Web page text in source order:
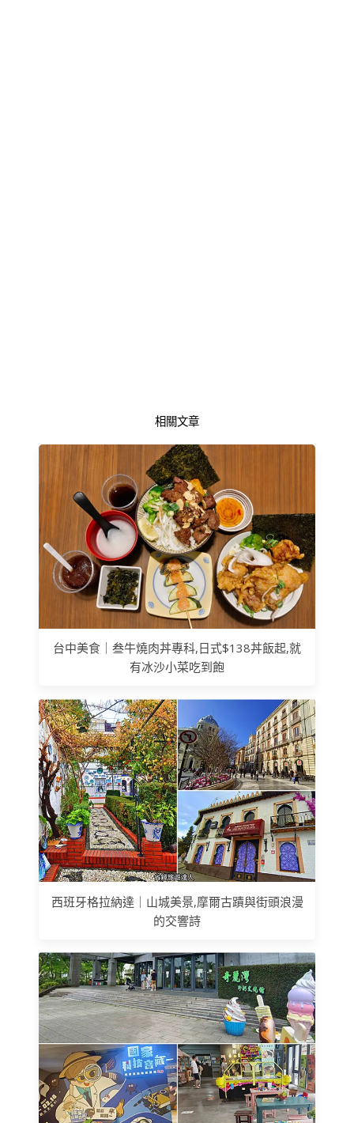
相關文章
台中美食｜叁牛燒肉丼專科,日式$138丼飯起,就
有冰沙小菜吃到飽
西班牙格拉納達｜山城美景,摩爾古蹟與街頭浪漫
的交響詩